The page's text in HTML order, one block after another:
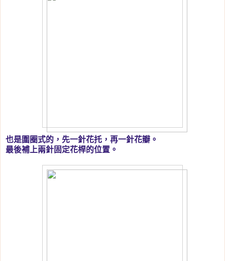
也是圍圈式的，先一針花托，再一針花瓣。
最後補上兩針固定花桿的位置。